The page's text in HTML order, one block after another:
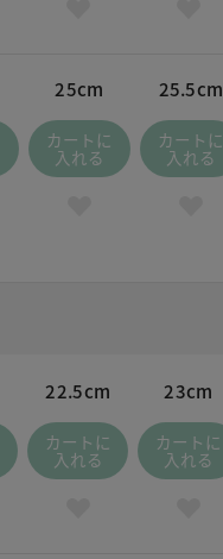
25cm
カートに
入れる
25.5cm
カートに
入れる
22.5cm
カートに
入れる
23cm
カートに
入れる